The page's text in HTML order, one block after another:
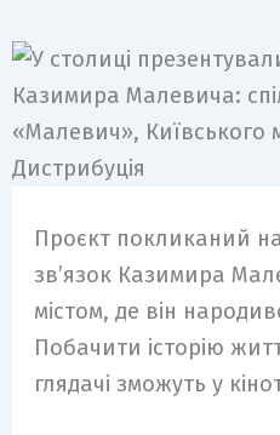
Проєкт покликаний
зв’язок Казимира
містом, де він
Побачити історію
глядачі зможуть у